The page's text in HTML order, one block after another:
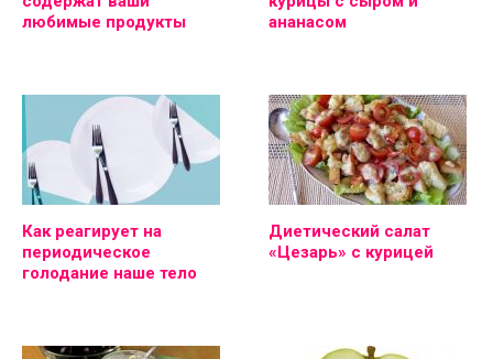
любимые продукты
ананасом
Как реагирует на
периодическое
голодание наше тело
Диетический салат
«Цезарь» с курицей